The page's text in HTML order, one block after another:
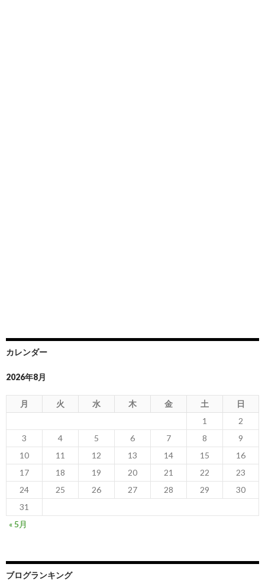
カレンダー
2026年8月
月 火 水 木 金 土
日
1
2
3
4 5 6 7 8
9
10
11 12 13 14 15
16
17
18 19 20 21 22
23
24
25 26 27 28 29
30
31
« 5月
ブログランキング